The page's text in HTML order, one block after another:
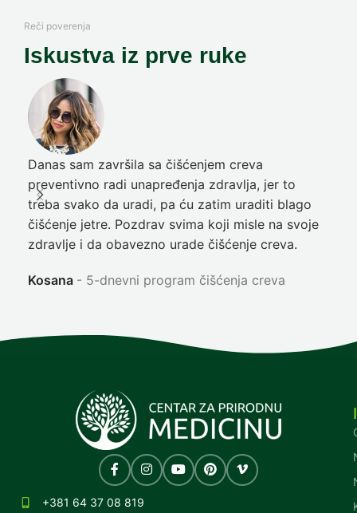
Reči poverenja
Iskustva iz prve ruke
Danas sam završila sa čišćenjem creva
preventivno radi unapređenja zdravlja, jer to
treba svako da uradi, pa ću zatim uraditi blago
čišćenje jetre. Pozdrav svima koji misle na svoje
zdravlje i da obavezno urade čišćenje creva.
Kosana 5-dnevni program čišćenja creva
+381 64 37 08 819